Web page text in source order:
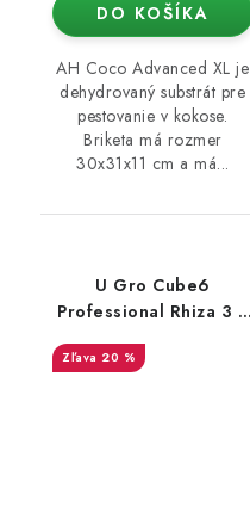
DO KOŠÍKA
AH Coco Advanced XL je
dehydrovaný substrát pre
pestovanie v kokose.
Briketa má rozmer
30x31x11 cm a má...
U Gro Cube6
Professional Rhiza 3 l,
400 g
20 %